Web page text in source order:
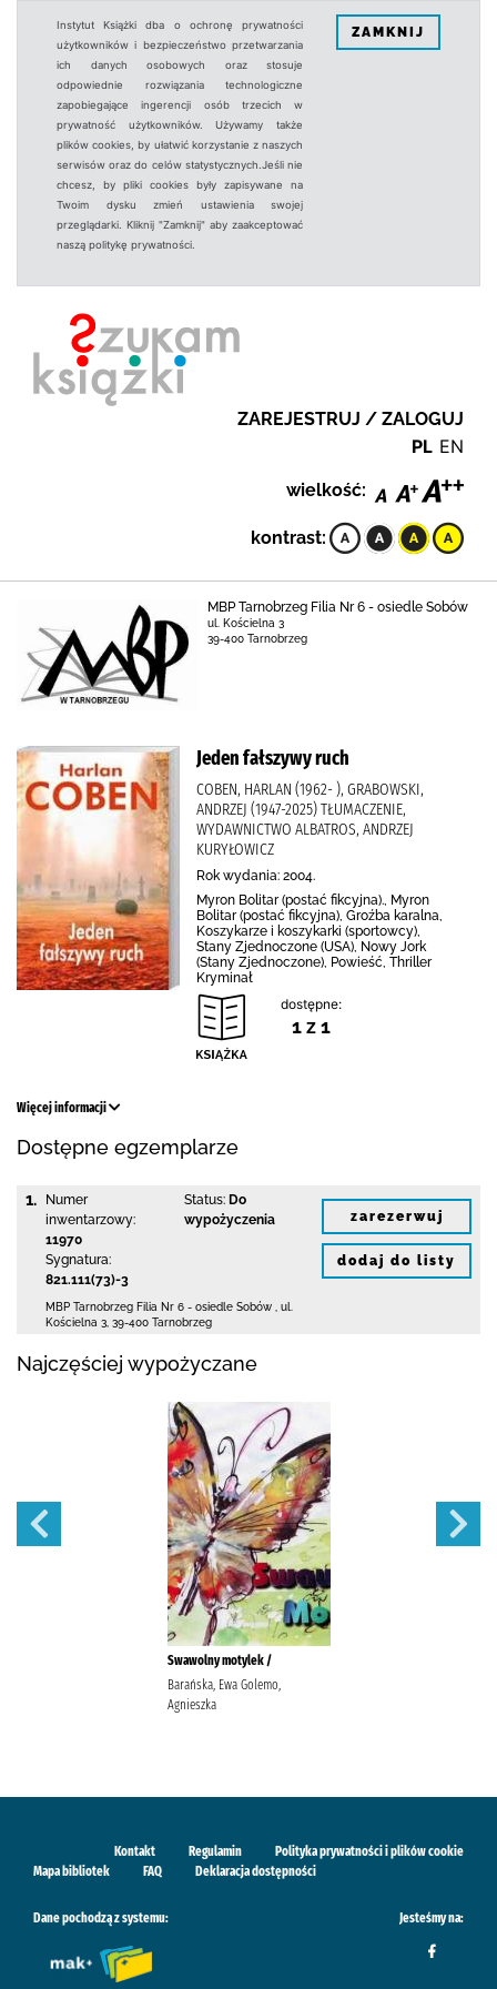
Instytut Książki dba o ochronę prywatności
użytkowników i bezpieczeństwo przetwarzania
ich danych osobowych oraz stosuje
odpowiednie rozwiązania technologiczne
zapobiegające ingerencji osób trzecich w
prywatność użytkowników. Używamy także
plików cookies, by ułatwić korzystanie z naszych
serwisów oraz do celów statystycznych.Jeśli nie
chcesz, by pliki cookies były zapisywane na
Twoim dysku zmień ustawienia swojej
przeglądarki. Kliknij "Zamknij" aby zaakceptować
naszą politykę prywatności.
ZAMKNIJ
ZAREJESTRUJ / ZALOGUJ
PL EN
wielkość:
kontrast:
MBP Tarnobrzeg Filia Nr 6 - osiedle Sobów
ul. Kościelna 3
39-400 Tarnobrzeg
Jeden fałszywy ruch
COBEN, HARLAN (1962- ), GRABOWSKI,
ANDRZEJ (1947-2025) TŁUMACZENIE,
WYDAWNICTWO ALBATROS, ANDRZEJ
KURYŁOWICZ
Rok wydania: 2004.
Myron Bolitar (postać fikcyjna)., Myron
Bolitar (postać fikcyjna), Groźba karalna,
Koszykarze i koszykarki (sportowcy),
Stany Zjednoczone (USA), Nowy Jork
(Stany Zjednoczone), Powieść, Thriller
Kryminał
dostępne:
1 z 1
Więcej informacji
Dostępne egzemplarze
1.
Numer
inwentarzowy:
11970
Sygnatura:
821.111(73)-3
Status: Do
wypożyczenia
MBP Tarnobrzeg Filia Nr 6 - osiedle Sobów
ul.
Kościelna 3 39-400 Tarnobrzeg
zarezerwuj
dodaj do listy
Najczęściej wypożyczane
Swawolny motylek /
Barańska, Ewa Golemo,
Agnieszka
Kontakt Regulamin
Polityka prywatności i plików cookie
Mapa bibliotek
FAQ Deklaracja dostępności
Dane pochodzą z systemu: Jesteśmy na: